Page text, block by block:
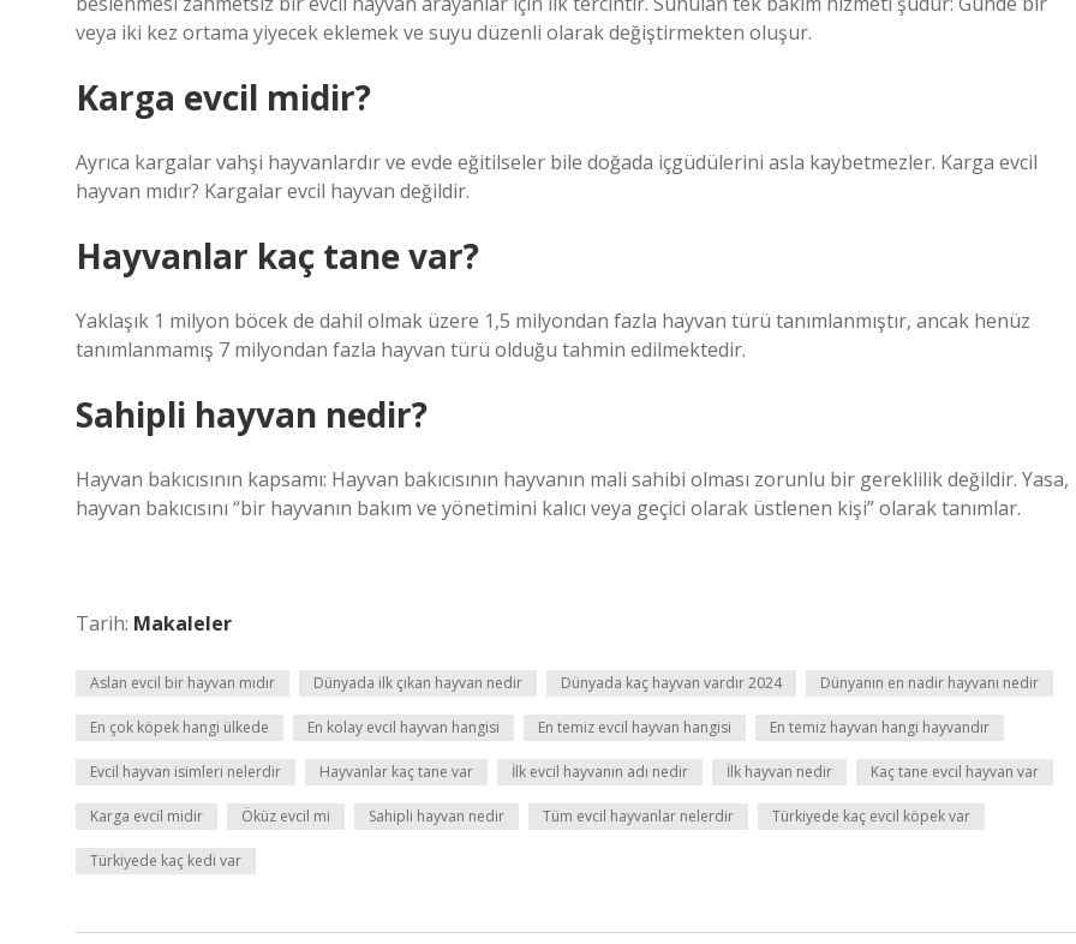
veya iki kez ortama yiyecek eklemek ve suyu düzenli olarak değiştirmekten oluşur.
Karga evcil midir?
Ayrıca kargalar vahşi hayvanlardır ve evde eğitilseler bile doğada içgüdülerini asla kaybetmezler. Karga evcil
hayvan mıdır? Kargalar evcil hayvan değildir.
Hayvanlar kaç tane var?
Yaklaşık 1 milyon böcek de dahil olmak üzere 1,5 milyondan fazla hayvan türü tanımlanmıştır, ancak henüz
tanımlanmamış 7 milyondan fazla hayvan türü olduğu tahmin edilmektedir.
Sahipli hayvan nedir?
Hayvan bakıcısının kapsamı: Hayvan bakıcısının hayvanın mali sahibi olması zorunlu bir gereklilik değildir. Yasa,
hayvan bakıcısını “bir hayvanın bakım ve yönetimini kalıcı veya geçici olarak üstlenen kişi” olarak tanımlar.
Tarih: Makaleler
Aslan evcil bir hayvan mıdır Dünyada ilk çıkan hayvan nedir Dünyada kaç hayvan vardır 2024 Dünyanın en nadir hayvanı nedir
En çok köpek hangi ülkede En kolay evcil hayvan hangisi En temiz evcil hayvan hangisi En temiz hayvan hangi hayvandır
Evcil hayvan isimleri nelerdir Hayvanlar kaç tane var İlk evcil hayvanın adı nedir İlk hayvan nedir Kaç tane evcil hayvan var
Karga evcil midir Öküz evcil mi Sahipli hayvan nedir Tüm evcil hayvanlar nelerdir Türkiyede kaç evcil köpek var
Türkiyede kaç kedi var